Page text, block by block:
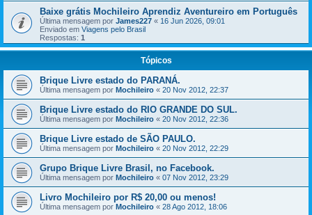
Baixe grátis Mochileiro Aprendiz Aventureiro em Português
Última mensagem por James227 « 16 Jun 2026, 09:01
Enviado em Viagens pelo Brasil
Respostas: 1
Tópicos
Brique Livre estado do PARANÁ.
Última mensagem por Mochileiro « 20 Nov 2012, 22:37
Brique Livre estado do RIO GRANDE DO SUL.
Última mensagem por Mochileiro « 20 Nov 2012, 22:36
Brique Livre estado de SÃO PAULO.
Última mensagem por Mochileiro « 20 Nov 2012, 22:29
Grupo Brique Livre Brasil, no Facebook.
Última mensagem por Mochileiro « 07 Nov 2012, 23:29
Livro Mochileiro por R$ 20,00 ou menos!
Última mensagem por Mochileiro « 28 Ago 2012, 18:06